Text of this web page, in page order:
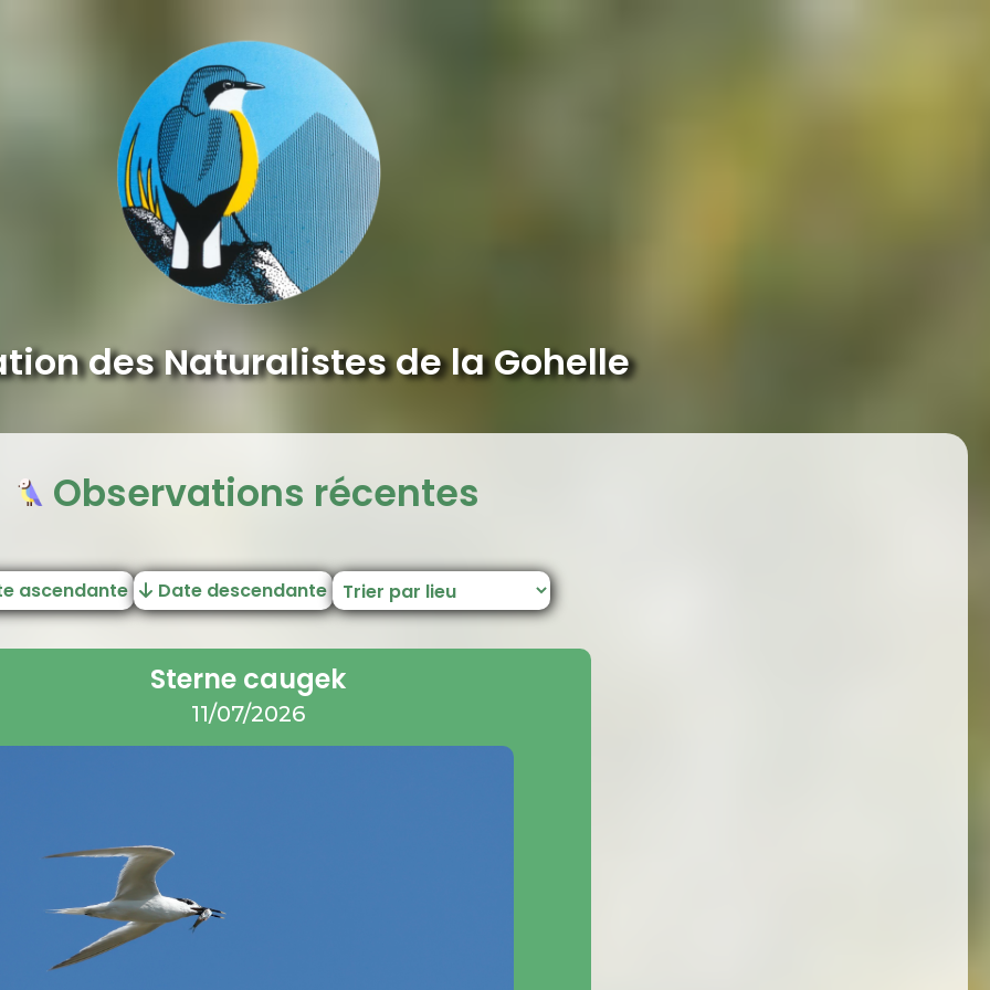
des Naturalistes de la Gohelle
Observations récentes
ascendante Date descendante
Sterne caugek
11/07/2026